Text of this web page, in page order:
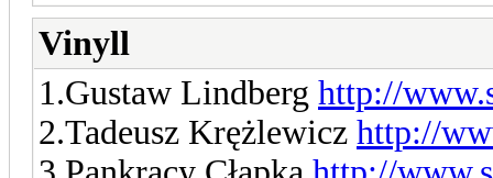
Vinyll
1.Gustaw Lindberg http://
2.Tadeusz Krężlewicz http://